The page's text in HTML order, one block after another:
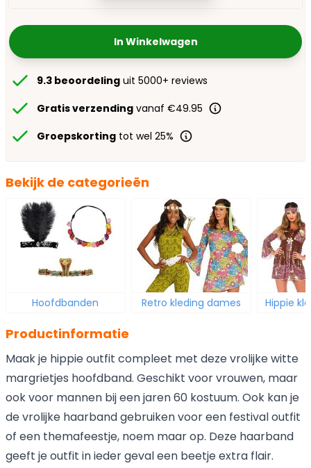
In Winkelwagen
9.3 beoordeling uit 5000+ reviews
Gratis verzending vanaf €49.95
Groepskorting tot wel 25%
Bekijk de categorieën
Hoofdbanden Retro kleding dames Hippie
Productinformatie
Maak je hippie outfit compleet met deze vrolijke witte
margrietjes hoofdband. Geschikt voor vrouwen, maar
ook voor mannen bij een jaren 60 kostuum. Ook kan je
de vrolijke haarband gebruiken voor een festival outfit
of een themafeestje, noem maar op. Deze haarband
geeft je outfit in ieder geval een beetje extra flair.